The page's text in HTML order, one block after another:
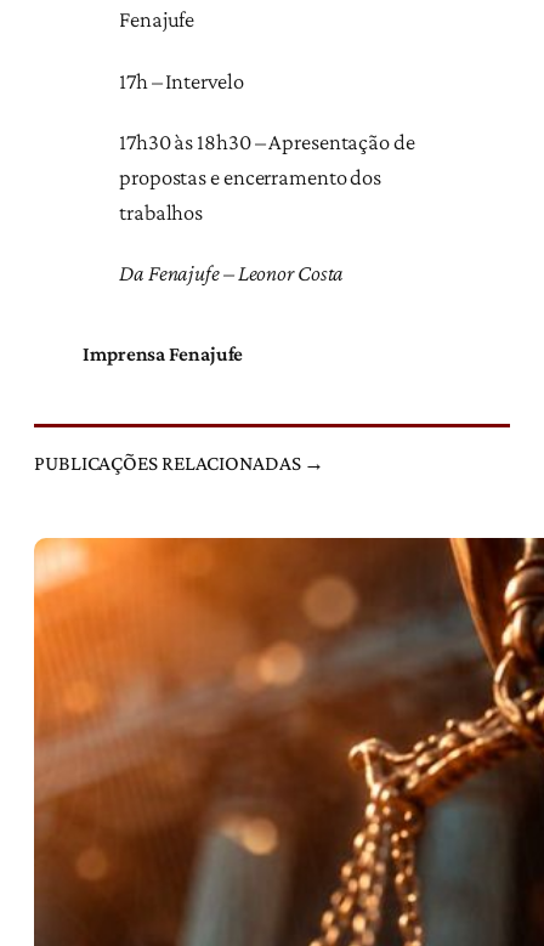
Fenajufe
17h – Intervelo
17h30 às 18h30 – Apresentação de
propostas e encerramento dos
trabalhos
Da Fenajufe – Leonor Costa
Imprensa Fenajufe
PUBLICAÇÕES RELACIONADAS →